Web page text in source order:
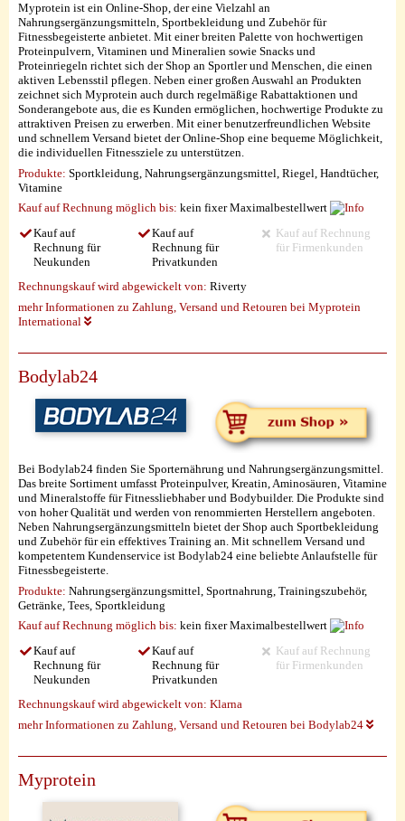
Myprotein ist ein Online-Shop, der eine Vielzahl an
Nahrungsergänzungsmitteln, Sportbekleidung und Zubehör für
Fitnessbegeisterte anbietet. Mit einer breiten Palette von hochwertigen
Proteinpulvern, Vitaminen und Mineralien sowie Snacks und
Proteinriegeln richtet sich der Shop an Sportler und Menschen, die einen
aktiven Lebensstil pflegen. Neben einer großen Auswahl an Produkten
zeichnet sich Myprotein auch durch regelmäßige Rabattaktionen und
Sonderangebote aus, die es Kunden ermöglichen, hochwertige Produkte zu
attraktiven Preisen zu erwerben. Mit einer benutzerfreundlichen Website
und schnellem Versand bietet der Online-Shop eine bequeme Möglichkeit,
die individuellen Fitnessziele zu unterstützen.
Produkte: Sportkleidung, Nahrungsergänzungsmittel, Riegel, Handtücher,
Vitamine
Kauf auf Rechnung möglich bis: kein fixer Maximalbestellwert
Kauf auf
Rechnung für
Neukunden
Kauf auf
Rechnung für
Privatkunden
Kauf auf Rechnung
für Firmenkunden
Rechnungskauf wird abgewickelt von: Riverty
mehr Informationen zu Zahlung, Versand und Retouren bei Myprotein
International
Bodylab24
Bei Bodylab24 finden Sie Sporternährung und Nahrungsergänzungsmittel.
Das breite Sortiment umfasst Proteinpulver, Kreatin, Aminosäuren, Vitamine
und Mineralstoffe für Fitnessliebhaber und Bodybuilder. Die Produkte sind
von hoher Qualität und werden von renommierten Herstellern angeboten.
Neben Nahrungsergänzungsmitteln bietet der Shop auch Sportbekleidung
und Zubehör für ein effektives Training an. Mit schnellem Versand und
kompetentem Kundenservice ist Bodylab24 eine beliebte Anlaufstelle für
Fitnessbegeisterte.
Produkte: Nahrungsergänzungsmittel, Sportnahrung, Trainingszubehör,
Getränke, Tees, Sportkleidung
Kauf auf Rechnung möglich bis: kein fixer Maximalbestellwert
Kauf auf
Rechnung für
Neukunden
Kauf auf
Rechnung für
Privatkunden
Kauf auf Rechnung
für Firmenkunden
Rechnungskauf wird abgewickelt von: Klarna
mehr Informationen zu Zahlung, Versand und Retouren bei Bodylab24
Myprotein